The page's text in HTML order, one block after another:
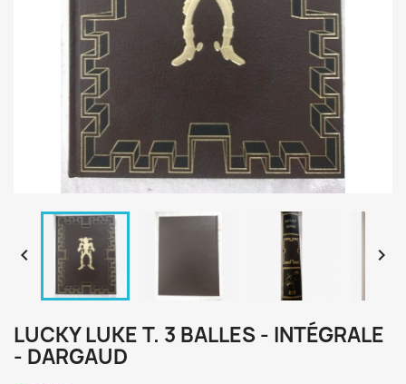
 
LUCKY LUKE T. 3 BALLES - INTÉGRALE
- DARGAUD